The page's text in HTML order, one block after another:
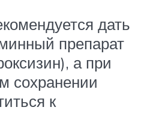
дать
препарат
а при
сохранении
к